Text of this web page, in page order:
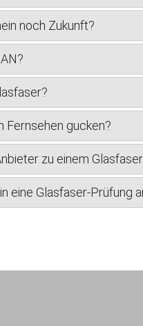
noch Zukunft?
Fernsehen gucken?
zu einem
eine Glasfaser-Prüfung